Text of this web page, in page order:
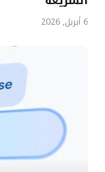
6 أبريل, 2026